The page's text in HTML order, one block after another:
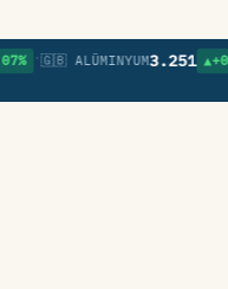
•🇬🇧 ALÜMINYUM3.251 ▲+0.60%